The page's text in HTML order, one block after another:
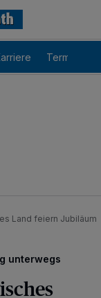
Termine
Land feiern Jubiläum
unterwegs